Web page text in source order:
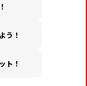
う！
ト！